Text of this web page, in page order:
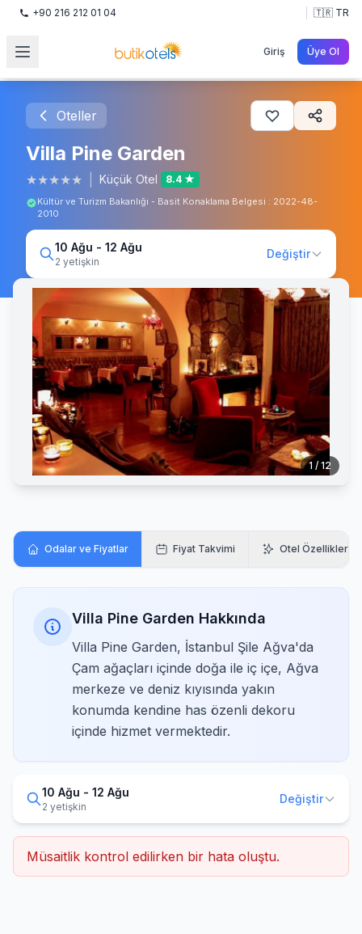
+90 216 212 01 04 🇹🇷 TR
Giriş Üye Ol
Oteller
Villa Pine Garden
★★★★★ Küçük Otel 8.4 ★
Kültür ve Turizm Bakanlığı - Basit Konaklama Belgesi : 2022-48-
2010
10 Ağu - 12 Ağu
2 yetişkin
Değiştir
1 / 12
Odalar ve Fiyatlar Fiyat Takvimi Otel Özellikleri
Villa Pine Garden Hakkında
Villa Pine Garden, İstanbul Şile Ağva'da
Çam ağaçları içinde doğa ile iç içe, Ağva
merkeze ve deniz kıyısında yakın
konumda kendine has özenli dekoru
içinde hizmet vermektedir.
10 Ağu - 12 Ağu
2 yetişkin
Değiştir
Müsaitlik kontrol edilirken bir hata oluştu.